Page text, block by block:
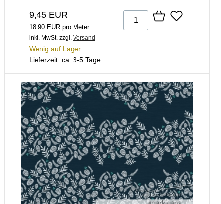
9,45 EUR
18,90 EUR pro Meter
inkl. MwSt. zzgl. Versand
Wenig auf Lager
Lieferzeit: ca. 3-5 Tage